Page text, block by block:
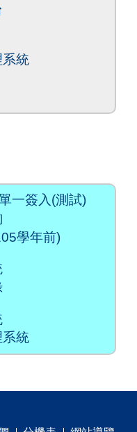
系統
一簽入(測試)
學年前)
系統